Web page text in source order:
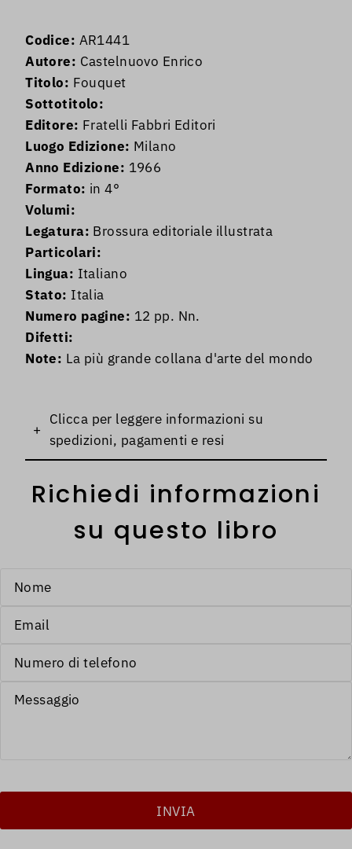
Codice: AR1441
Autore: Castelnuovo Enrico
Titolo: Fouquet
Sottotitolo:
Editore: Fratelli Fabbri Editori
Luogo Edizione: Milano
Anno Edizione: 1966
Formato: in 4°
Volumi:
Legatura: Brossura editoriale illustrata
Particolari:
Lingua: Italiano
Stato: Italia
Numero pagine: 12 pp. Nn.
Difetti:
Note: La più grande collana d'arte del mondo
+
Clicca per leggere informazioni su
spedizioni, pagamenti e resi
Richiedi informazioni
su questo libro